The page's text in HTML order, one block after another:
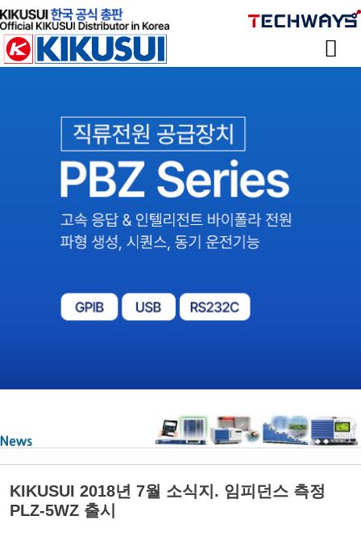
KIKUSUI 2018년 7월 소식지. 임피던스 측정
PLZ-5WZ 출시